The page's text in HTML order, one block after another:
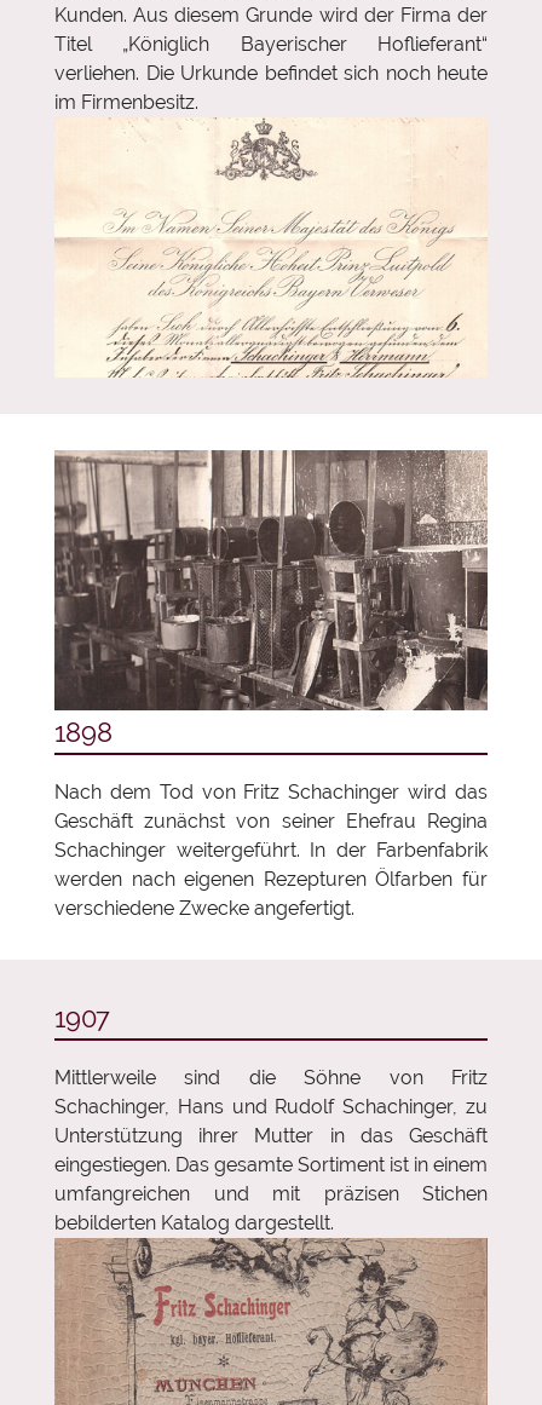
ZEICHENMATERIAL
SCHREIBGERÄTE
GUTSCHEINE
SCHNITZEN
UND
Kunden. Aus diesem Grunde wird der Firma der
Titel „Königlich Bayerischer Hoflieferant“
verliehen. Die Urkunde befindet sich noch heute
im Firmenbesitz.
1898
Nach dem Tod von Fritz Schachinger wird das
Geschäft zunächst von seiner Ehefrau Regina
Schachinger weitergeführt. In der Farbenfabrik
werden nach eigenen Rezepturen Ölfarben für
verschiedene Zwecke angefertigt.
1907
Mittlerweile sind die Söhne von Fritz
Schachinger, Hans und Rudolf Schachinger, zu
Unterstützung ihrer Mutter in das Geschäft
eingestiegen. Das gesamte Sortiment ist in einem
umfangreichen und mit präzisen Stichen
bebilderten Katalog dargestellt.